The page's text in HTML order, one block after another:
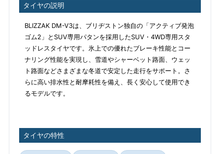
タイヤの説明
BLIZZAK DM-V3は、ブリヂストン独自の「アクティブ発泡
ゴム2」とSUV専用パタンを採用したSUV・4WD専用スタ
ッドレスタイヤです。氷上での優れたブレーキ性能とコー
ナリング性能を実現し、雪道やシャーベット路面、ウェッ
ト路面などさまざまな冬道で安定した走行をサポート。さ
らに高い排水性と耐摩耗性を備え、長く安心して使用でき
るモデルです。
タイヤの特性